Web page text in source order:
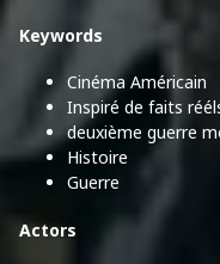
Keywords
Cinéma Américain
Inspiré de faits
deuxième guerre
Histoire
Guerre
Actors